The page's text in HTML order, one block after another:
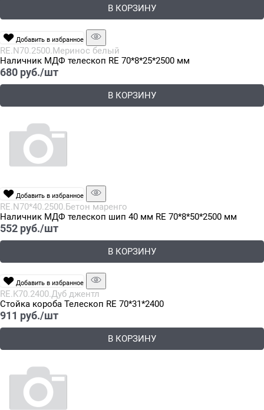
В КОРЗИНУ
Добавить в избранное
RE.N70.2500.Меринос белый
Наличник МДФ телескоп RE 70*8*25*2500 мм
680 руб./шт
В КОРЗИНУ
Добавить в избранное
RE.N70*40.2500.Бетон маренго
Наличник МДФ телескоп шип 40 мм RE 70*8*50*2500 мм
552 руб./шт
В КОРЗИНУ
Добавить в избранное
RE.K70.2400.Дуб джентл
Стойка короба Телескоп RE 70*31*2400
911 руб./шт
В КОРЗИНУ